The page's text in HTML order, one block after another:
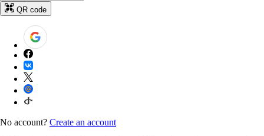
QR code
No account? Create an account